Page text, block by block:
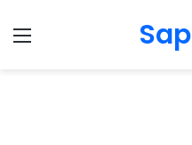
Menu